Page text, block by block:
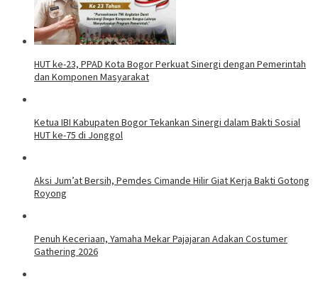
HUT ke-23, PPAD Kota Bogor Perkuat Sinergi dengan Pemerintah
dan Komponen Masyarakat
Ketua IBI Kabupaten Bogor Tekankan Sinergi dalam Bakti Sosial
HUT ke-75 di Jonggol
Aksi Jum’at Bersih, Pemdes Cimande Hilir Giat Kerja Bakti Gotong
Royong
Penuh Keceriaan, Yamaha Mekar Pajajaran Adakan Costumer
Gathering 2026